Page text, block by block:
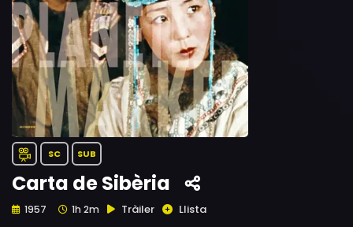
SC SUB
Carta de Sibèria
1957 1h 2m Tràiler Llista